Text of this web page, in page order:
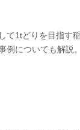
て1tどりを目指す
例についても解説